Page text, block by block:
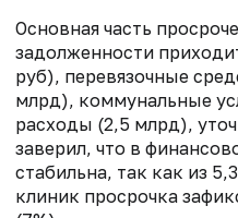
Основная часть
задолженности
руб), перевязочные
млрд), коммунальные
расходы (2,5 млрд),
заверил, что в
стабильна, так как из
клиник просрочка